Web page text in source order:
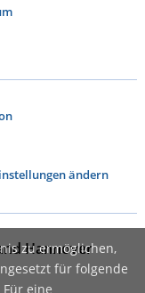
ändern
Hannover
zu ermöglichen,
für folgende
Für eine